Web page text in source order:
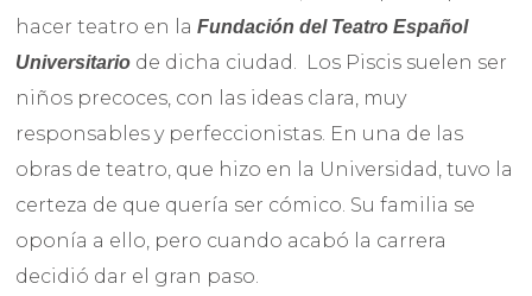
hacer teatro en laFundación del Teatro Español
Universitario de dicha ciudad. Los Piscis suelen ser
niños precoces, con las ideas clara, muy
responsables y perfeccionistas. En una de las
obras de teatro, que hizo en la Universidad, tuvo la
certeza de que quería ser cómico. Su familia se
oponía a ello, pero cuando acabó la carrera
decidió dar el gran paso.